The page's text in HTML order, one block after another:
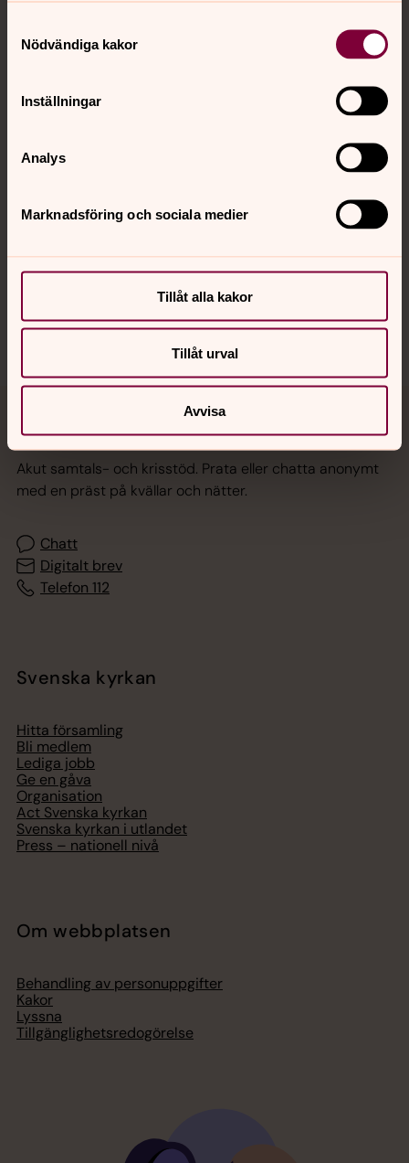
Nödvändiga kakor
Inställningar
Analys
Marknadsföring och sociala medier
Tillåt alla kakor
Tillåt urval
Avvisa
Kalender
Hitta snabbt
Jourhavande präst
Akut samtals- och krisstöd. Prata eller chatta anonymt
med en präst på kvällar och nätter.
Chatt
Digitalt brev
Telefon 112
Svenska kyrkan
Hitta församling
Bli medlem
Lediga jobb
Ge en gåva
Organisation
Act Svenska kyrkan
Svenska kyrkan i utlandet
Press – nationell nivå
Om webbplatsen
Behandling av personuppgifter
Kakor
Lyssna
Tillgänglighetsredogörelse